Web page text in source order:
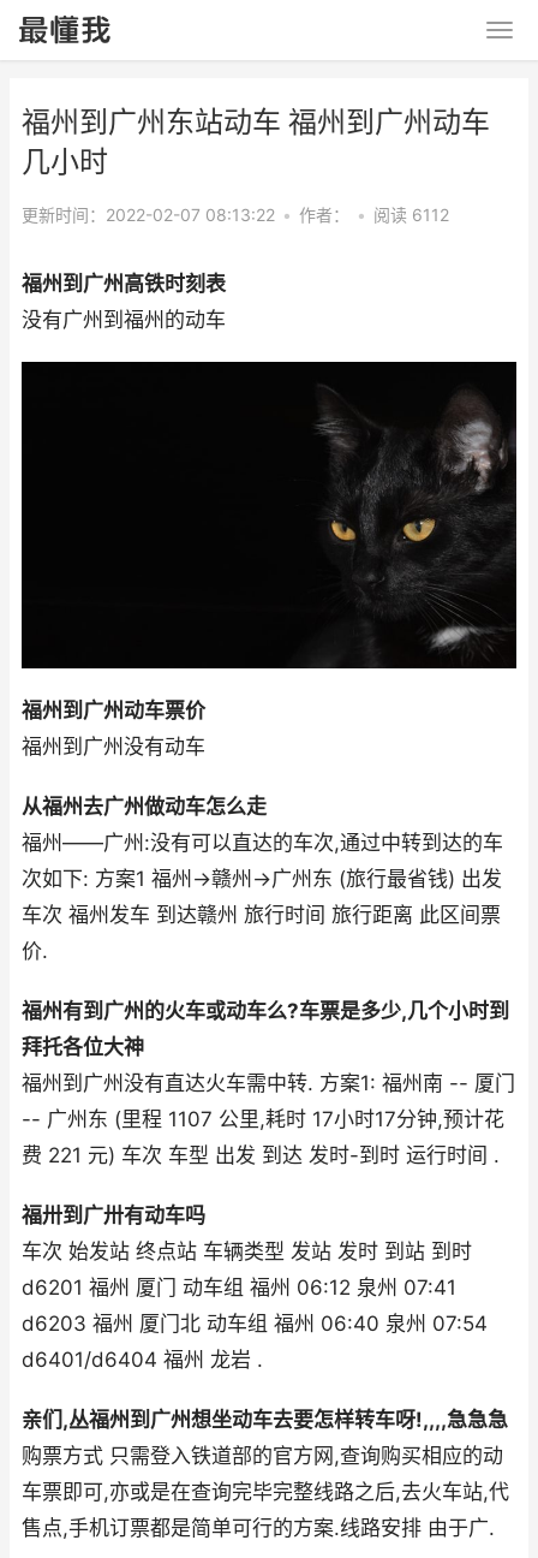
福州到广州东站动车 福州到广州动车
几小时
更新时间：2022-02-07 08:13:22 • 作者： • 阅读 6112
福州到广州高铁时刻表
没有广州到福州的动车
福州到广州动车票价
福州到广州没有动车
从福州去广州做动车怎么走
福州——广州:没有可以直达的车次,通过中转到达的车
次如下: 方案1 福州->赣州->广州东 (旅行最省钱) 出发
车次 福州发车 到达赣州 旅行时间 旅行距离 此区间票
价.
福州有到广州的火车或动车么?车票是多少,几个小时到
拜托各位大神
福州到广州没有直达火车需中转. 方案1: 福州南 -- 厦门
-- 广州东 (里程 1107 公里,耗时 17小时17分钟,预计花
费 221 元) 车次 车型 出发 到达 发时-到时 运行时间 .
福卅到广卅有动车吗
车次 始发站 终点站 车辆类型 发站 发时 到站 到时
d6201 福州 厦门 动车组 福州 06:12 泉州 07:41
d6203 福州 厦门北 动车组 福州 06:40 泉州 07:54
d6401/d6404 福州 龙岩 .
亲们,丛福州到广州想坐动车去要怎样转车呀!,,,,急急急
购票方式 只需登入铁道部的官方网,查询购买相应的动
车票即可,亦或是在查询完毕完整线路之后,去火车站,代
售点,手机订票都是简单可行的方案.线路安排 由于广.